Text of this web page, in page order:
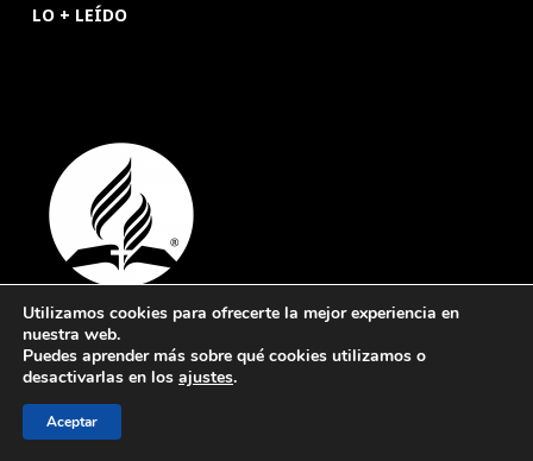
LO + LEÍDO
© 2026 Revista Adventista de España. UICASDE. Derechos
reservados.
Utilizamos cookies para ofrecerte la mejor experiencia en
nuestra web.
Puedes aprender más sobre qué cookies utilizamos o
desactivarlas en los ajustes.
Aceptar